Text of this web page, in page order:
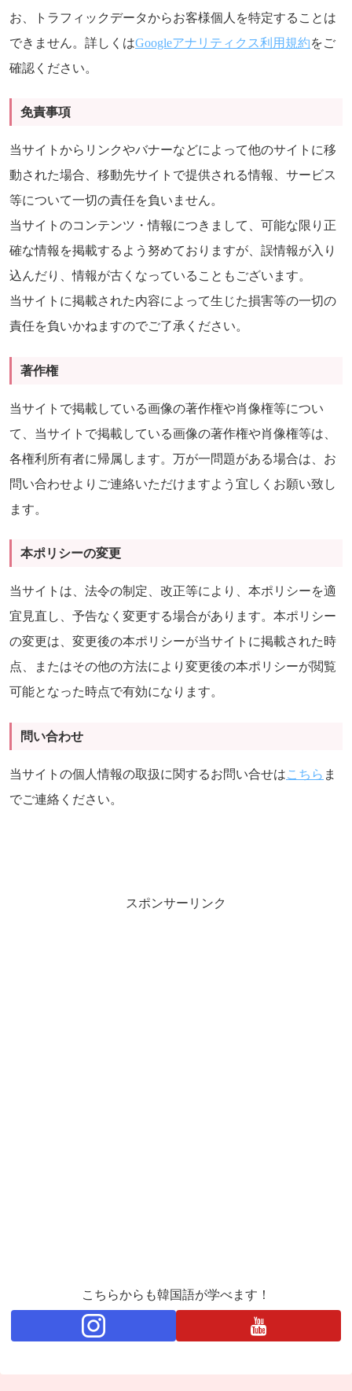
お、トラフィックデータからお客様個人を特定することは
できません。詳しくはGoogleアナリティクス利用規約をご
確認ください。
免責事項
当サイトからリンクやバナーなどによって他のサイトに移
動された場合、移動先サイトで提供される情報、サービス
等について一切の責任を負いません。
当サイトのコンテンツ・情報につきまして、可能な限り正
確な情報を掲載するよう努めておりますが、誤情報が入り
込んだり、情報が古くなっていることもございます。
当サイトに掲載された内容によって生じた損害等の一切の
責任を負いかねますのでご了承ください。
著作権
当サイトで掲載している画像の著作権や肖像権等につい
て、当サイトで掲載している画像の著作権や肖像権等は、
各権利所有者に帰属します。万が一問題がある場合は、お
問い合わせよりご連絡いただけますよう宜しくお願い致し
ます。
本ポリシーの変更
当サイトは、法令の制定、改正等により、本ポリシーを適
宜見直し、予告なく変更する場合があります。本ポリシー
の変更は、変更後の本ポリシーが当サイトに掲載された時
点、またはその他の方法により変更後の本ポリシーが閲覧
可能となった時点で有効になります。
問い合わせ
当サイトの個人情報の取扱に関するお問い合せはこちら ま
でご連絡ください。
スポンサーリンク
こちらからも韓国語が学べます！